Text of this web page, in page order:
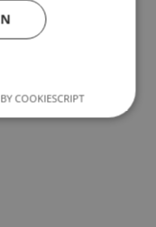
COOKIESCRIPT